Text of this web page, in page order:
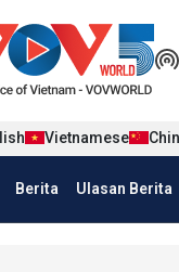
Vietnamese
chủ
Berita Ulasan Berita